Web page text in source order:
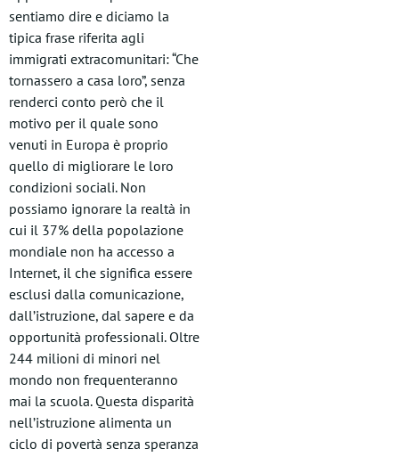
sentiamo dire e diciamo la
tipica frase riferita agli
immigrati extracomunitari: “Che
tornassero a casa loro”, senza
renderci conto però che il
motivo per il quale sono
venuti in Europa è proprio
quello di migliorare le loro
condizioni sociali. Non
possiamo ignorare la realtà in
cui il 37% della popolazione
mondiale non ha accesso a
Internet, il che significa essere
esclusi dalla comunicazione,
dall’istruzione, dal sapere e da
opportunità professionali. Oltre
244 milioni di minori nel
mondo non frequenteranno
mai la scuola. Questa disparità
nell’istruzione alimenta un
ciclo di povertà senza speranza